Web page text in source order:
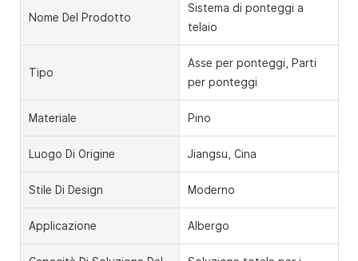
Nome Del Prodotto
Sistema di ponteggi a
telaio
Tipo
Asse per ponteggi, Parti
per ponteggi
Materiale Pino
Luogo Di Origine Jiangsu, Cina
Stile Di Design Moderno
Applicazione Albergo